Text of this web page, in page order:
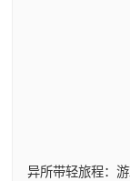
异所带轻旅程：